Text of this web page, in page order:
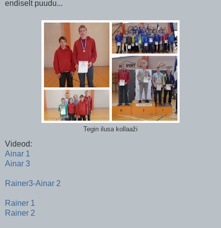
endiselt puudu...
Tegin ilusa kollaaži
Videod:
Ainar 1
Ainar 3
Rainer3-Ainar 2
Rainer 1
Rainer 2